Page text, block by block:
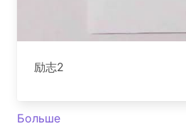
励志2
Больше